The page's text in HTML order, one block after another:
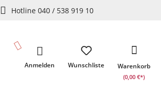
Hotline 040 / 538 919 10
Wunschliste
Anmelden Warenkorb
(0,00 €*)